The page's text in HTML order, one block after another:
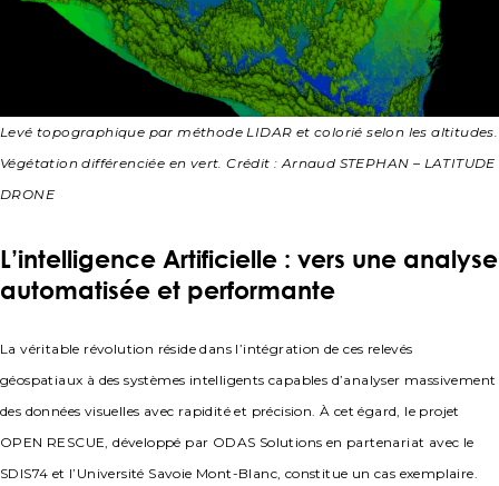
Levé topographique par méthode LIDAR et colorié selon les altitudes.
Végétation différenciée en vert. Crédit : Arnaud STEPHAN – LATITUDE
DRONE
L’intelligence Artificielle : vers une analyse
automatisée et performante
La véritable révolution réside dans l’intégration de ces relevés
géospatiaux à des systèmes intelligents capables d’analyser massivement
des données visuelles avec rapidité et précision. À cet égard, le projet
OPEN RESCUE, développé par ODAS Solutions en partenariat avec le
SDIS74 et l’Université Savoie Mont-Blanc, constitue un cas exemplaire.